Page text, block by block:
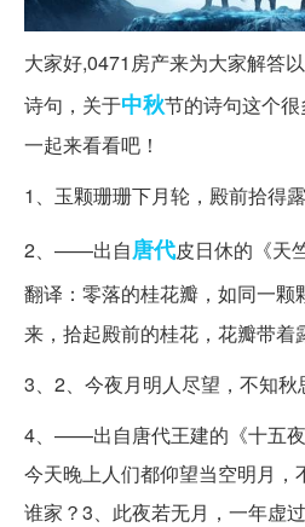
大家好,0471房产来为大家解答
诗句，关于中秋节的诗句这个
一起来看看吧！
1、玉颗珊珊下月轮，殿前拾得露
2、——出自唐代皮日休的《天
翻译：零落的桂花瓣，如同一颗
来，拾起殿前的桂花，花瓣带着
3、2、今夜月明人尽望，不知秋
4、——出自唐代王建的《十五夜
今天晚上人们都仰望当空明月，
谁家？3、此夜若无月，一年虚过